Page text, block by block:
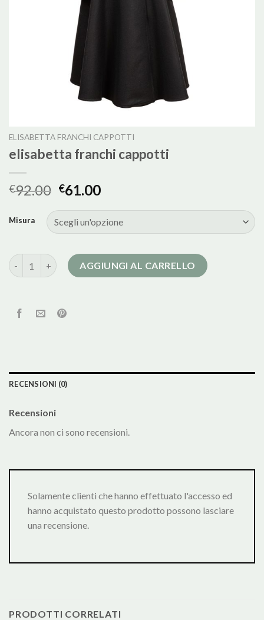
ELISABETTA FRANCHI CAPPOTTI
elisabetta franchi cappotti
€92.00 €61.00
Misura
elisabetta franchi cappotti quantità
AGGIUNGI AL CARRELLO
RECENSIONI (0)
Recensioni
Ancora non ci sono recensioni.
Solamente clienti che hanno effettuato l'accesso ed
hanno acquistato questo prodotto possono lasciare
una recensione.
PRODOTTI CORRELATI